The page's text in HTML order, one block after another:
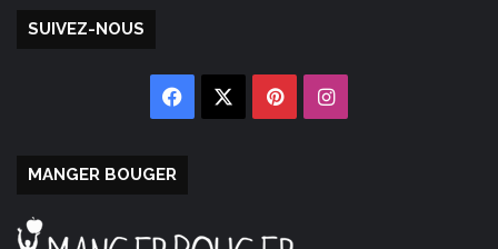
SUIVEZ-NOUS
Facebook PinterestInstagram
MANGER BOUGER